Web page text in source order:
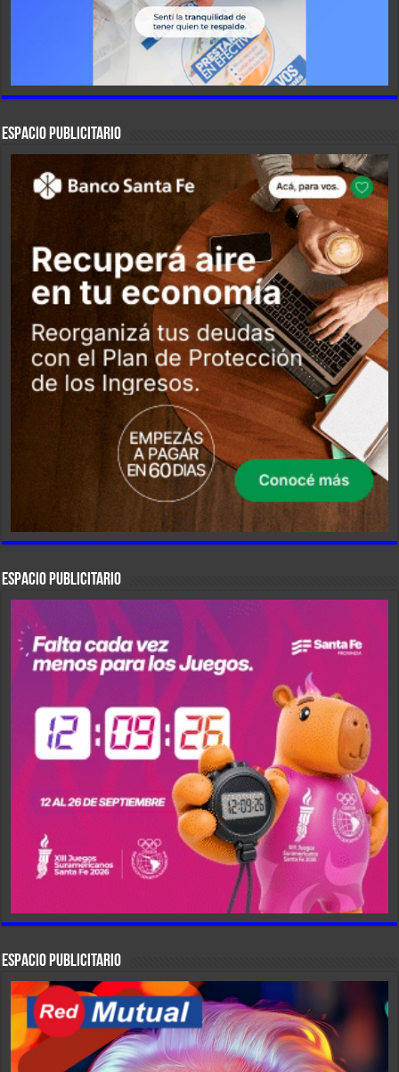
ESPACIO PUBLICITARIO
ESPACIO PUBLICITARIO
ESPACIO PUBLICITARIO